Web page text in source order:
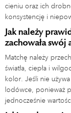
cieniu oraz ich
konsystencję i
Jak należy
zachowała swój
Matchę należy
światła, ciepła i
kolor. Jeśli nie
lodówce, ponieważ
jednocześnie